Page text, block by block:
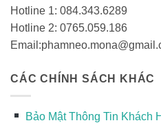
Hotline 1: 084.343.6289
Hotline 2: 0765.059.186
CÁC CHÍNH SÁCH KHÁC
Bảo Mật Thông Tin Khách